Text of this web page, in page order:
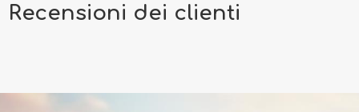
Recensioni dei clienti